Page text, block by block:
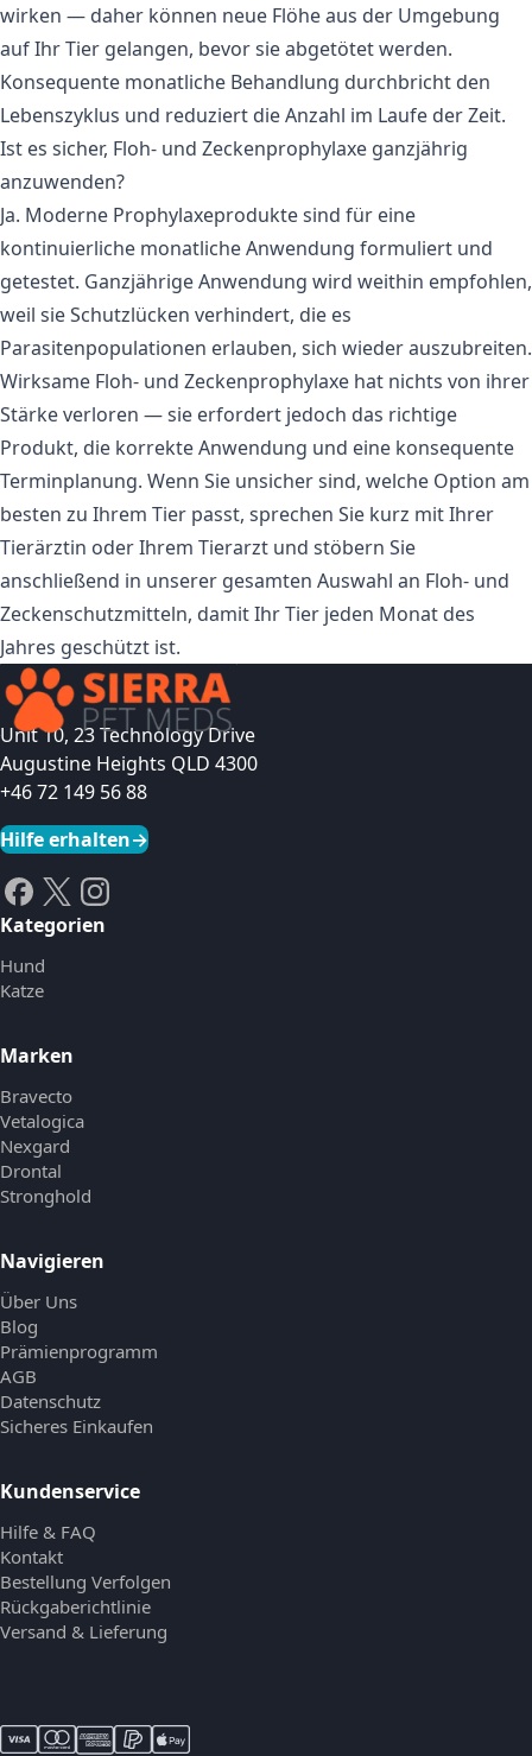
wirken — daher können neue Flöhe aus der Umgebung
auf Ihr Tier gelangen, bevor sie abgetötet werden.
Konsequente monatliche Behandlung durchbricht den
Lebenszyklus und reduziert die Anzahl im Laufe der Zeit.
Ist es sicher, Floh- und Zeckenprophylaxe ganzjährig
anzuwenden?
Ja. Moderne Prophylaxeprodukte sind für eine
kontinuierliche monatliche Anwendung formuliert und
getestet. Ganzjährige Anwendung wird weithin empfohlen,
weil sie Schutzlücken verhindert, die es
Parasitenpopulationen erlauben, sich wieder auszubreiten.
Wirksame Floh- und Zeckenprophylaxe hat nichts von ihrer
Stärke verloren — sie erfordert jedoch das richtige
Produkt, die korrekte Anwendung und eine konsequente
Terminplanung. Wenn Sie unsicher sind, welche Option am
besten zu Ihrem Tier passt, sprechen Sie kurz mit Ihrer
Tierärztin oder Ihrem Tierarzt und stöbern Sie
anschließend in unserer gesamten Auswahl an Floh- und
Zeckenschutzmitteln, damit Ihr Tier jeden Monat des
Jahres geschützt ist.
Unit 10, 23 Technology Drive
Augustine Heights QLD 4300
+46 72 149 56 88
Hilfe erhalten→
Kategorien
Hund
Katze
Marken
Bravecto
Vetalogica
Nexgard
Drontal
Stronghold
Navigieren
Über Uns
Blog
Prämienprogramm
AGB
Datenschutz
Sicheres Einkaufen
Kundenservice
Hilfe & FAQ
Kontakt
Bestellung Verfolgen
Rückgaberichtlinie
Versand & Lieferung